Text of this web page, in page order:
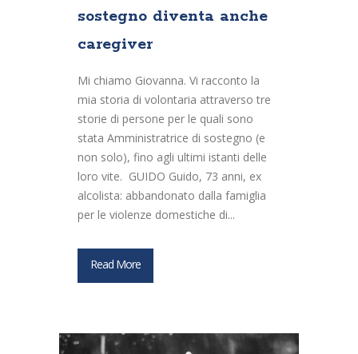
sostegno diventa anche
caregiver
Mi chiamo Giovanna. Vi racconto la
mia storia di volontaria attraverso tre
storie di persone per le quali sono
stata Amministratrice di sostegno (e
non solo), fino agli ultimi istanti delle
loro vite. GUIDO Guido, 73 anni, ex
alcolista: abbandonato dalla famiglia
per le violenze domestiche di...
Read More